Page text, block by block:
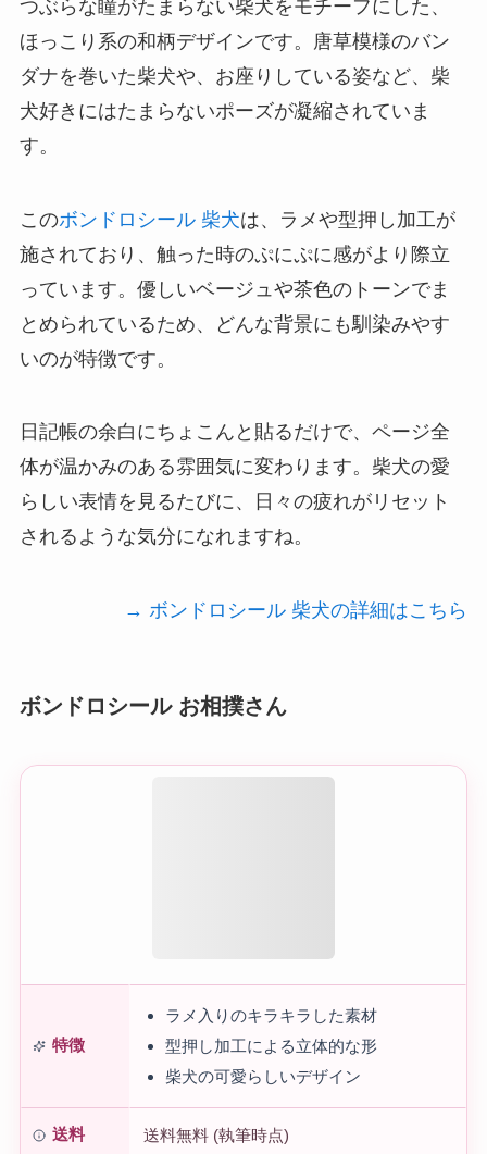
つぶらな瞳がたまらない柴犬をモチーフにした、
ほっこり系の和柄デザインです。唐草模様のバン
ダナを巻いた柴犬や、お座りしている姿など、柴
犬好きにはたまらないポーズが凝縮されていま
す。
このボンドロシール 柴犬は、ラメや型押し加工が
施されており、触った時のぷにぷに感がより際立
っています。優しいベージュや茶色のトーンでま
とめられているため、どんな背景にも馴染みやす
いのが特徴です。
日記帳の余白にちょこんと貼るだけで、ページ全
体が温かみのある雰囲気に変わります。柴犬の愛
らしい表情を見るたびに、日々の疲れがリセット
されるような気分になれますね。
→ ボンドロシール 柴犬の詳細はこちら
ボンドロシール お相撲さん
特徴
ラメ入りのキラキラした素材
型押し加工による立体的な形
柴犬の可愛らしいデザイン
送料 送料無料 (執筆時点)